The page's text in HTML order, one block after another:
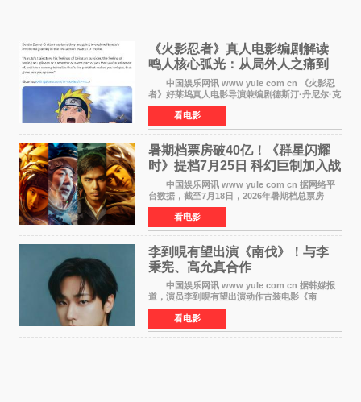
《火影忍者》真人电影编剧解读
鸣人核心弧光：从局外人之痛到
自我觉醒
中国娱乐网讯 www yule com cn 《火影忍
者》好莱坞真人电影导演兼编剧德斯汀·丹尼尔·克
雷顿近日在采访中分享了对主角鸣人成长弧光的
理解，透露电影将深入探索鸣人作为局外人的情
感历程。
看电影
暑期档票房破40亿！《群星闪耀
时》提档7月25日 科幻巨制加入战
中国娱乐网讯 www yule com cn 据网络平
台数据，截至7月18日，2026年暑期档总票房
（含预售）已正式突破40亿元大关，年度总票房
也随之逼近197亿元。超百部中外佳片同台竞技，
点燃了盛夏的电
看电影
李到晛有望出演《南伐》！与李
秉宪、高允真合作
中国娱乐网讯 www yule com cn 据韩媒报
道，演员李到晛有望出演动作古装电影《南
伐》，与李秉宪、高允真合作，引发关注。
该片为动作古装片，讲述朝鲜初期，为了解救被
倭寇绑走的俘虏，9
看电影